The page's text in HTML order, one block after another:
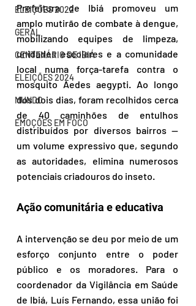
ELEIÇÕES 2022
GERAL
CENTENÁRIO DE IBIÁ
ELEIÇÕES 2024
MUNDO
EMOÇÕES EM FOCO
Prefeitura de Ibiá promoveu um
amplo mutirão de combate à dengue,
mobilizando equipes de limpeza,
unidades escolares e a comunidade
local numa força-tarefa contra o
mosquito Aedes aegypti. Ao longo
dos dois dias, foram recolhidos cerca
de 40 caminhões de entulhos
distribuídos por diversos bairros —
um volume expressivo que, segundo
as autoridades, elimina numerosos
potenciais criadouros do inseto.
Ação comunitária e educativa
A intervenção se deu por meio de um
esforço conjunto entre o poder
público e os moradores. Para o
coordenador da Vigilância em Saúde
de Ibiá, Luís Fernando, essa união foi